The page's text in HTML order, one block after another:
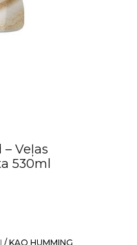
Veļas
530ml
/ KAO HUMMING